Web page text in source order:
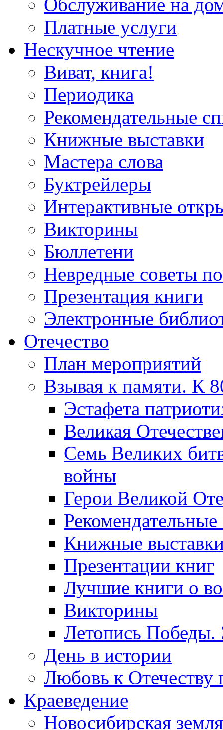
Обслуживание на
Платные услуги
Нескучное чтение
Виват, книга!
Периодика
Рекомендательные
Книжные выставки
Мастера слова
Буктрейлеры
Интерактивные
Викторины
Бюллетени
Невредные советы
Презентация книги
Электронные
Отечество
План мероприятий
Взывая к памяти. К
Эcтафета
Великая
Семь Великих
войны
Герои Великой
Рекомендательные
Книжные
Презентации книг
Лучшие книги о
Викторины
Летопись Победы.
День в истории
Любовь к Отечеству
Краеведение
Новосибирская земля